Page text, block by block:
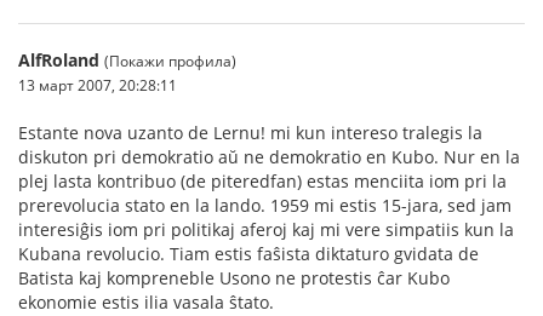
AlfRoland (Покажи профила)
13 март 2007, 20:28:11
Estante nova uzanto de Lernu! mi kun intereso tralegis la
diskuton pri demokratio aŭ ne demokratio en Kubo. Nur en la
plej lasta kontribuo (de piteredfan) estas menciita iom pri la
prerevolucia stato en la lando. 1959 mi estis 15-jara, sed jam
interesiĝis iom pri politikaj aferoj kaj mi vere simpatiis kun la
Kubana revolucio. Tiam estis faŝista diktaturo gvidata de
Batista kaj kompreneble Usono ne protestis ĉar Kubo
ekonomie estis ilia vasala ŝtato.